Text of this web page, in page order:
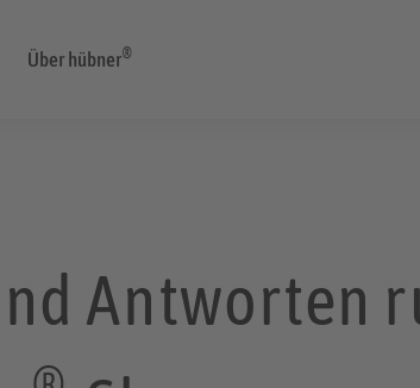
Über hübner®
Antworten